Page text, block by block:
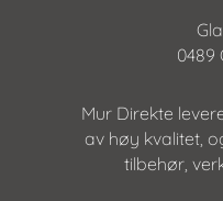
0489
Mur Direkte
av høy kvalitet,
tilbehør,